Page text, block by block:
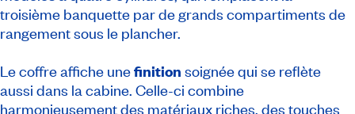
troisième banquette par de grands compartiments de
rangement sous le plancher.
Le coffre affiche unefinition soignée qui se reflète
aussi dans la cabine. Celle-ci combine
harmonieusement des matériaux riches, des touches